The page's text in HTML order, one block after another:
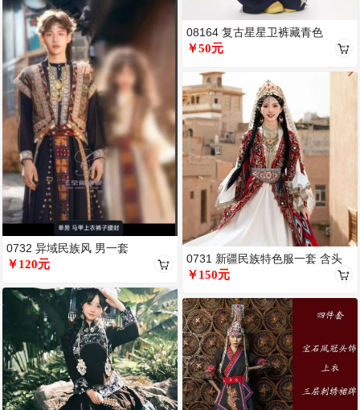
0732 异域民族风 男一套
￥120元
08164 复古星星卫裤藏青色
￥50元
0731 新疆民族特色服一套 含头
饰
￥150元